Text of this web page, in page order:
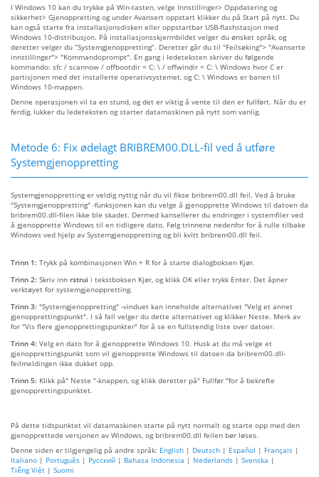
I Windows 10 kan du trykke på Win-tasten, velge Innstillinger> Oppdatering og
sikkerhet> Gjenoppretting og under Avansert oppstart klikker du på Start på nytt. Du
kan også starte fra installasjonsdisken eller oppstartbar USB-flashstasjon med
Windows 10-distribusjon. På installasjonsskjermbildet velger du ønsket språk, og
deretter velger du “Systemgjenoppretting”. Deretter går du til "Feilsøking"> "Avanserte
innstillinger"> "Kommandoprompt". En gang i ledeteksten skriver du følgende
kommando: sfc / scannow / offbootdir = C: \ / offwindir = C: \ Windows hvor C er
partisjonen med det installerte operativsystemet, og C: \ Windows er banen til
Windows 10-mappen.
Denne operasjonen vil ta en stund, og det er viktig å vente til den er fullført. Når du er
ferdig, lukker du ledeteksten og starter datamaskinen på nytt som vanlig.
Metode 6: Fix ødelagt BRIBREM00.DLL-fil ved å utføre
Systemgjenoppretting
Systemgjenoppretting er veldig nyttig når du vil fikse bribrem00.dll feil. Ved å bruke
"Systemgjenoppretting" -funksjonen kan du velge å gjenopprette Windows til datoen da
bribrem00.dll-filen ikke ble skadet. Dermed kansellerer du endringer i systemfiler ved
å gjenopprette Windows til en tidligere dato. Følg trinnene nedenfor for å rulle tilbake
Windows ved hjelp av Systemgjenoppretting og bli kvitt bribrem00.dll feil.
Trinn 1: Trykk på kombinasjonen Win + R for å starte dialogboksen Kjør.
Trinn 2: Skriv inn rstrui i tekstboksen Kjør, og klikk OK eller trykk Enter. Det åpner
verktøyet for systemgjenoppretting.
Trinn 3: "Systemgjenoppretting" -vinduet kan inneholde alternativet "Velg et annet
gjenopprettingspunkt". I så fall velger du dette alternativet og klikker Neste. Merk av
for "Vis flere gjenopprettingspunkter" for å se en fullstendig liste over datoer.
Trinn 4: Velg en dato for å gjenopprette Windows 10. Husk at du må velge et
gjenopprettingspunkt som vil gjenopprette Windows til datoen da bribrem00.dll-
feilmeldingen ikke dukket opp.
Trinn 5: Klikk på" Neste "-knappen, og klikk deretter på" Fullfør "for å bekrefte
gjenopprettingspunktet.
På dette tidspunktet vil datamaskinen starte på nytt normalt og starte opp med den
gjenopprettede versjonen av Windows, og bribrem00.dll feilen bør løses.
Denne siden er tilgjengelig på andre språk: English | Deutsch | Español | Français |
Italiano | Português | Русский | Bahasa Indonesia | Nederlands | Svenska |
Tiếng Việt | Suomi